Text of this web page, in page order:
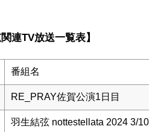
連TV放送一覧表】
番組名
RE_PRAY佐賀公演1日目
羽生結弦 nottestellata 2024 3/10